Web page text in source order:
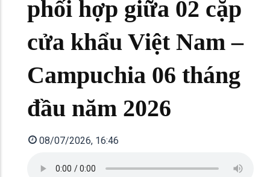
phối hợp giữa 02 cặp
cửa khẩu Việt Nam –
Campuchia 06 tháng
đầu năm 2026
08/07/2026, 16:46